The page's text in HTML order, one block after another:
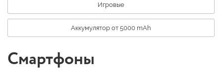
Игровые
Аккумулятор от 5000 mAh
Смартфоны